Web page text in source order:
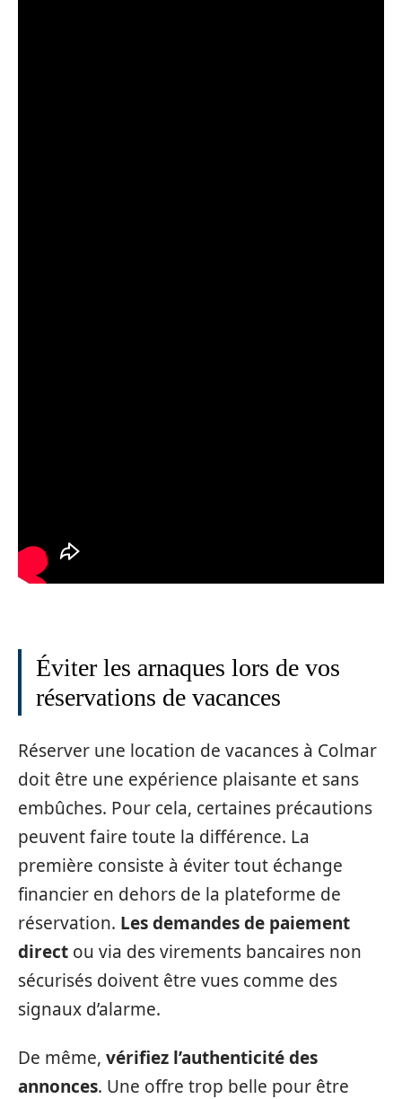
Éviter les arnaques lors de vos
réservations de vacances
Réserver une location de vacances à Colmar
doit être une expérience plaisante et sans
embûches. Pour cela, certaines précautions
peuvent faire toute la différence. La
première consiste à éviter tout échange
financier en dehors de la plateforme de
réservation. Les demandes de paiement
direct ou via des virements bancaires non
sécurisés doivent être vues comme des
signaux d’alarme.
De même, vérifiez l’authenticité des
annonces. Une offre trop belle pour être